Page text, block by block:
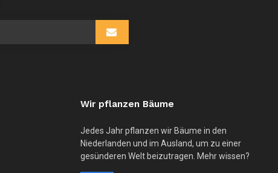
Wir pflanzen Bäume
Jedes Jahr pflanzen wir Bäume in den
Niederlanden und im Ausland, um zu einer
gesünderen Welt beizutragen. Mehr wissen?